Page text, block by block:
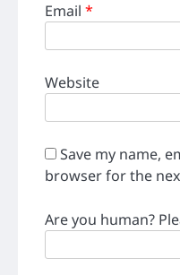
Email *
Website
Save my name,
browser for the
Are you human?